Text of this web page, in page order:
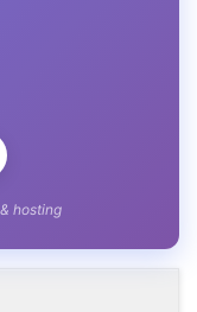
hosting